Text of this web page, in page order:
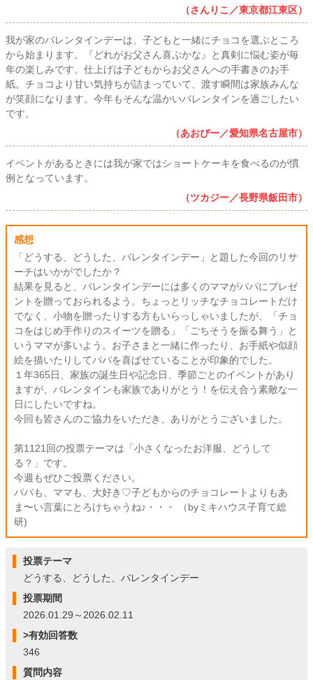
（さんりこ／東京都江東区）
我が家のバレンタインデーは、子どもと一緒にチョコを選ぶところ
から始まります。『どれがお父さん喜ぶかな』と真剣に悩む姿が毎
年の楽しみです。仕上げは子どもからお父さんへの手書きのお手
紙。チョコより甘い気持ちが詰まっていて、渡す瞬間は家族みんな
が笑顔になります。今年もそんな温かいバレンタインを過ごしたい
です。
（あおぴー／愛知県名古屋市）
イベントがあるときには我が家ではショートケーキを食べるのが慣
例となっています。
（ツカジー／長野県飯田市）
感想
「どうする、どうした、バレンタインデー」と題した今回のリサ
ーチはいかがでしたか？
結果を見ると、バレンタインデーには多くのママがパパにプレゼ
ントを贈っておられるよう。ちょっとリッチなチョコレートだけ
でなく、小物を贈ったりする方もいらっしゃいましたが、「チョ
コをはじめ手作りのスイーツを贈る」「ごちそうを振る舞う」と
いうママが多いよう。お子さまと一緒に作ったり、お手紙や似顔
絵を描いたりしてパパを喜ばせていることが印象的でした。
１年365日、家族の誕生日や記念日、季節ごとのイベントがあり
ますが、バレンタインも家族でありがとう！を伝え合う素敵な一
日にしたいですね。
今回も皆さんのご協力をいただき、ありがとうございました。
第1121回の投票テーマは「小さくなったお洋服、どうして
る？」です。
今週もぜひご投票ください。
パパも、ママも、大好き♡子どもからのチョコレートよりもあ
ま〜い言葉にとろけちゃうね♪・・・ （byミキハウス子育て総
研)
投票テーマ
どうする、どうした、バレンタインデー
投票期間
2026.01.29～2026.02.11
>有効回答数
346
質問内容